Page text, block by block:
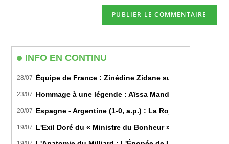
INFO EN CONTINU
28/07 Équipe de France : Zinédine Zidane succède
23/07 Hommage à une légende : Aïssa Mandi tire sa
20/07 Espagne - Argentine (1-0, a.p.) : La Roja sur le toit
19/07 L'Exil Doré du « Ministre du Bonheur » : Dans les